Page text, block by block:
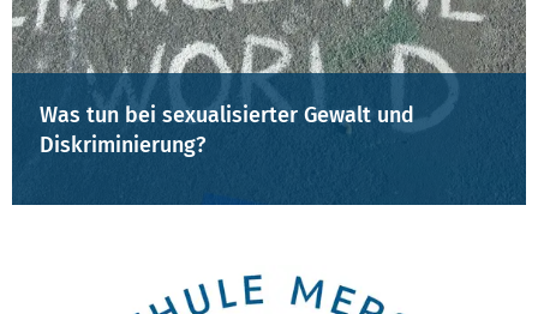
Was tun bei sexualisierter Gewalt und
Diskriminierung?